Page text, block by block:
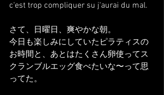
c'est trop compliquer su j'aurai du mal.
さて、日曜日、爽やかな朝。
今日も楽しみにしていたピラティスの
お時間と、あとはたくさん卵使ってス
クランブルエッグ食べたいな〜って思
ってた。